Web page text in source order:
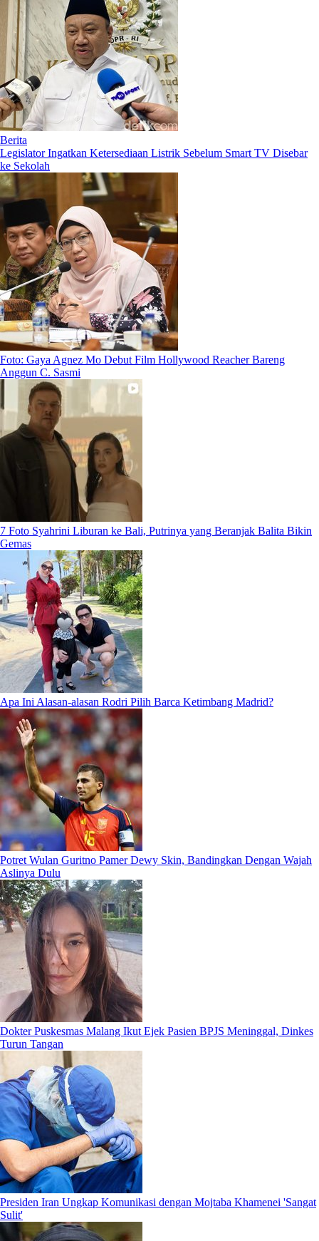
Berita
Legislator Ingatkan Ketersediaan Listrik Sebelum Smart TV Disebar
ke Sekolah
Foto: Gaya Agnez Mo Debut Film Hollywood Reacher Bareng
Anggun C. Sasmi
7 Foto Syahrini Liburan ke Bali, Putrinya yang Beranjak Balita Bikin
Gemas
Apa Ini Alasan-alasan Rodri Pilih Barca Ketimbang Madrid?
Potret Wulan Guritno Pamer Dewy Skin, Bandingkan Dengan Wajah
Aslinya Dulu
Dokter Puskesmas Malang Ikut Ejek Pasien BPJS Meninggal, Dinkes
Turun Tangan
Presiden Iran Ungkap Komunikasi dengan Mojtaba Khamenei 'Sangat
Sulit'